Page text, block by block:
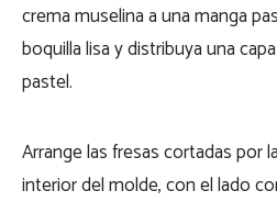
crema muselina a una manga
boquilla lisa y distribuya una
pastel.
Arrange las fresas cortadas por
interior del molde, con el lado